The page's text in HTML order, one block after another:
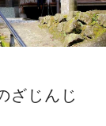
ざじんじ